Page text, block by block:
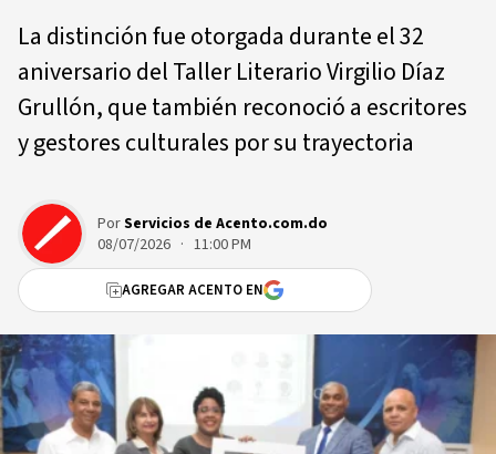
La distinción fue otorgada durante el 32
aniversario del Taller Literario Virgilio Díaz
Grullón, que también reconoció a escritores
y gestores culturales por su trayectoria
PorServicios de Acento.com.do
08/07/2026 · 11:00 PM
AGREGAR ACENTO EN